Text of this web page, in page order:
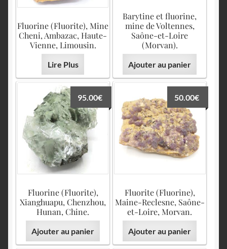
Barytine et fluorine,
mine de Voltennes,
Saône-et-Loire
(Morvan).
Ajouter au panier
Fluorine (Fluorite), Mine
Cheni, Ambazac, Haute-
Vienne, Limousin.
Lire Plus
Fluorine (Fluorite),
Xianghuapu, Chenzhou,
Hunan, Chine.
95.00€
Ajouter au panier
Fluorite (Fluorine),
Maine-Reclesne, Saône-
et-Loire, Morvan.
50.00€
Ajouter au panier